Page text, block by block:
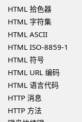
HTML 拾色器
HTML 字符集
HTML ASCII
HTML ISO-8859-1
HTML 符号
HTML URL 编码
HTML 语言代码
HTTP 消息
HTTP 方法